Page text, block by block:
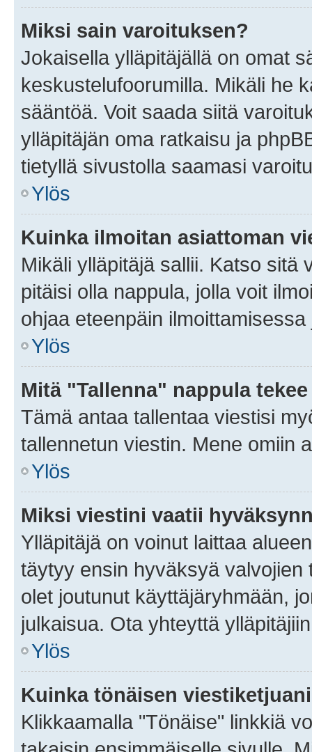
Miksi sain varoituksen?
Jokaisella ylläpitäjällä on omat
keskustelufoorumilla. Mikäli he
sääntöä. Voit saada siitä
ylläpitäjän oma ratkaisu ja
tietyllä sivustolla saamasi
Ylös
Kuinka ilmoitan asiattoman
Mikäli ylläpitäjä sallii. Katso sitä
pitäisi olla nappula, jolla voit
ohjaa eteenpäin
Ylös
Mitä "Tallenna" nappula
Tämä antaa tallentaa viestisi
tallennetun viestin. Mene omiin
Ylös
Miksi viestini vaatii
Ylläpitäjä on voinut laittaa
täytyy ensin hyväksyä
olet joutunut käyttäjäryhmään,
julkaisua. Ota yhteyttä
Ylös
Kuinka tönäisen
Klikkaamalla "Tönäise" linkkiä